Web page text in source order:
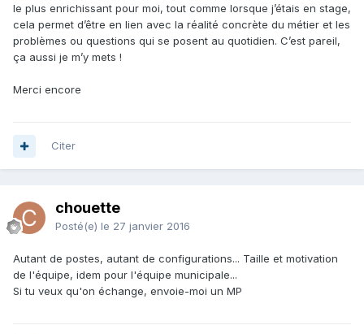
le plus enrichissant pour moi, tout comme lorsque j’étais en stage,
cela permet d’être en lien avec la réalité concrète du métier et les
problèmes ou questions qui se posent au quotidien. C’est pareil,
ça aussi je m’y mets !
Merci encore
Citer
chouette
Posté(e) le 27 janvier 2016
Autant de postes, autant de configurations... Taille et motivation
de l'équipe, idem pour l'équipe municipale...
Si tu veux qu'on échange, envoie-moi un MP